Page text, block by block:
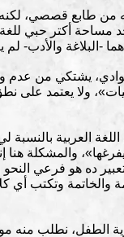
له من طابع قصصي،
مساحة أكتر حبي
البلاغة والأدب- لم
يشتكي من
ولا يعتمد على
العربية
والمشكلة هنا
ده هو فرعي النحو
والخاتمة وتكتب
الطفل، نطلب منه